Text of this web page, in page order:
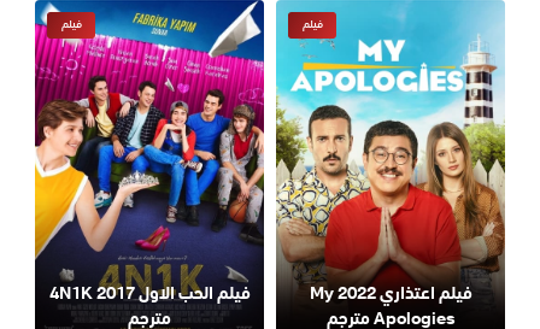
فيلم اعتذاري 2022 My
Apologies مترجم
فيلم
فيلم الحب الاول 2017 4N1K
مترجم
فيلم